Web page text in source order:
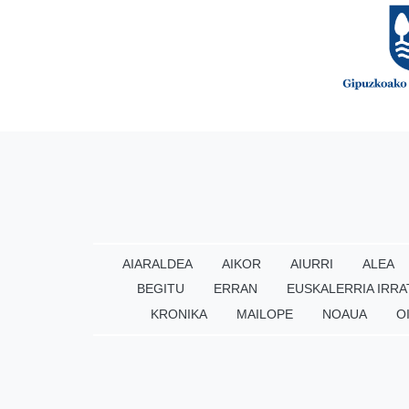
AIARALDEA AIKOR AIURRI ALEA
BEGITU
ERRAN EUSKALERRIA
KRONIKA
MAILOPE NOAUA